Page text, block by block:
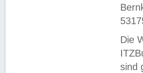
Die
sind